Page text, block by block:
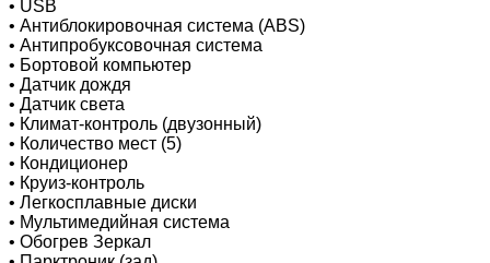
• USB
• Антиблокировочная система (ABS)
• Антипробуксовочная система
• Бортовой компьютер
• Датчик дождя
• Датчик света
• Климат-контроль (двузонный)
• Количество мест (5)
• Кондиционер
• Круиз-контроль
• Легкосплавные диски
• Мультимедийная система
• Обогрев Зеркал